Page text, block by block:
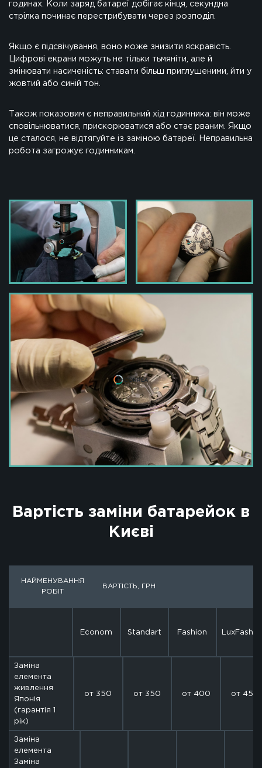
годинах. Коли заряд батареї добігає кінця, секундна
стрілка починає перестрибувати через розподіл.
Якщо є підсвічування, воно може знизити яскравість.
Цифрові екрани можуть не тільки тьмяніти, але й
змінювати насиченість: ставати більш приглушеними, йти у
жовтий або синій тон.
Також показовим є неправильний хід годинника: він може
сповільнюватися, прискорюватися або стає рваним. Якщо
це сталося, не відтягуйте із заміною батареї. Неправильна
робота загрожує годинникам.
Вартість заміни батарейок в
Києвi
НАЙМЕНУВАННЯ
РОБІТ
ВАРТІСТЬ, ГРН
Econom Standart Fashion
Заміна
елемента
живлення
Японія
(гарантія 1
рік)
от 350 от 350 от 400 от 450
Заміна
елемента
Заміна